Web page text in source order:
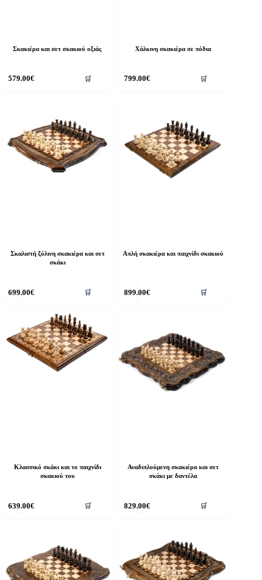
Σκακιέρα και σετ σκακιού οξιάς
579.00€ 🛒
Χάλκινη σκακιέρα σε πόδια
799.00€ 🛒
Σκαλιστή ξύλινη σκακιέρα και σετ
σκάκι
699.00€ 🛒
Απλή σκακιέρα και παιχνίδι σκακιού
899.00€ 🛒
Κλασσικό σκάκι και το παιχνίδι
σκακιού του
639.00€ 🛒
Αναδιπλούμενη σκακιέρα και σετ
σκάκι με δαντέλα
829.00€ 🛒